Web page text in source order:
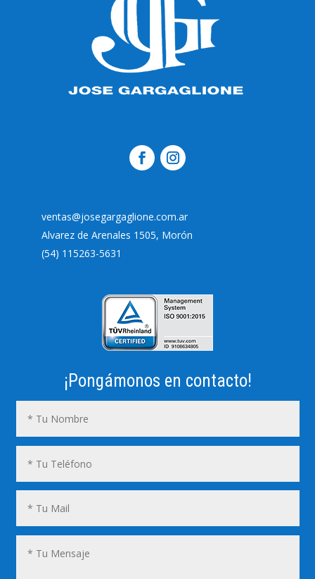
ventas@josegargaglione.com.ar
Alvarez de Arenales 1505, Morón
(54) 115263-5631
¡Pongámonos en contacto!